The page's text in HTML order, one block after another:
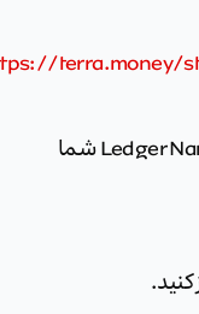
https://terra.money/
مطمئن شوید که دستگاه Ledger Nano S/X شما